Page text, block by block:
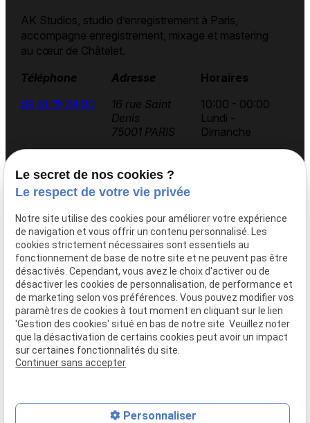
AK Studios, studio d’enregistrement à Paris,
accompagne enregistrement, mixage et mastering
au cœur de Châtelet.
Téléphone
09 51 19 34 90
Adresse
16 rue Saint
Denis
75001 PARIS
Horaires
10:00 - 00:00
Lundi -
Dimanche
Accueil
Actualités
Contact
Nos services
Studio 1
Studio 2
Nos références
Le secret de nos cookies ?
Le respect de votre vie privée
Notre site utilise des cookies pour améliorer votre expérience
de navigation et vous offrir un contenu personnalisé. Les
cookies strictement nécessaires sont essentiels au
fonctionnement de base de notre site et ne peuvent pas être
désactivés. Cependant, vous avez le choix d'activer ou de
désactiver les cookies de personnalisation, de performance et
de marketing selon vos préférences. Vous pouvez modifier vos
paramètres de cookies à tout moment en cliquant sur le lien
'Gestion des cookies' situé en bas de notre site. Veuillez noter
que la désactivation de certains cookies peut avoir un impact
sur certaines fonctionnalités du site.
Continuer sans accepter
Personnaliser